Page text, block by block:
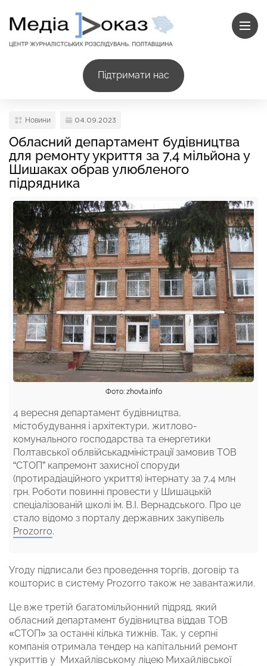
Підтримати нас
Новини 04.09.2023
Обласний департамент будівництва
для ремонту укриття за 7,4 мільйона у
Шишаках обрав улюбленого
підрядника
Фото: zhovta.info
4 вересня департамент будівництва,
містобудування і архітектури, житлово-
комунального господарства та енергетики
Полтавської облвійськадміністрації замовив ТОВ
“СТОП” капремонт захисної споруди
(протирадіаційного укриття) інтернату за 7,4 млн
грн. Роботи повинні провести у Шишацькій
спеціалізованій школі ім. В.І. Вернадського. Про це
стало відомо з порталу державних закупівель
Prozorro.
Угоду підписали без проведення торгів, договір та
кошторис в систему Prozorro також не завантажили.
Це вже третій багатомільйонний підряд, який
обласний департамент будівництва віддав ТОВ
«СТОП» за останні кілька тижнів. Так, у серпні
компанія отримала тендер на капітальний ремонт
укриттів у Михайлівському ліцею Михайлівської